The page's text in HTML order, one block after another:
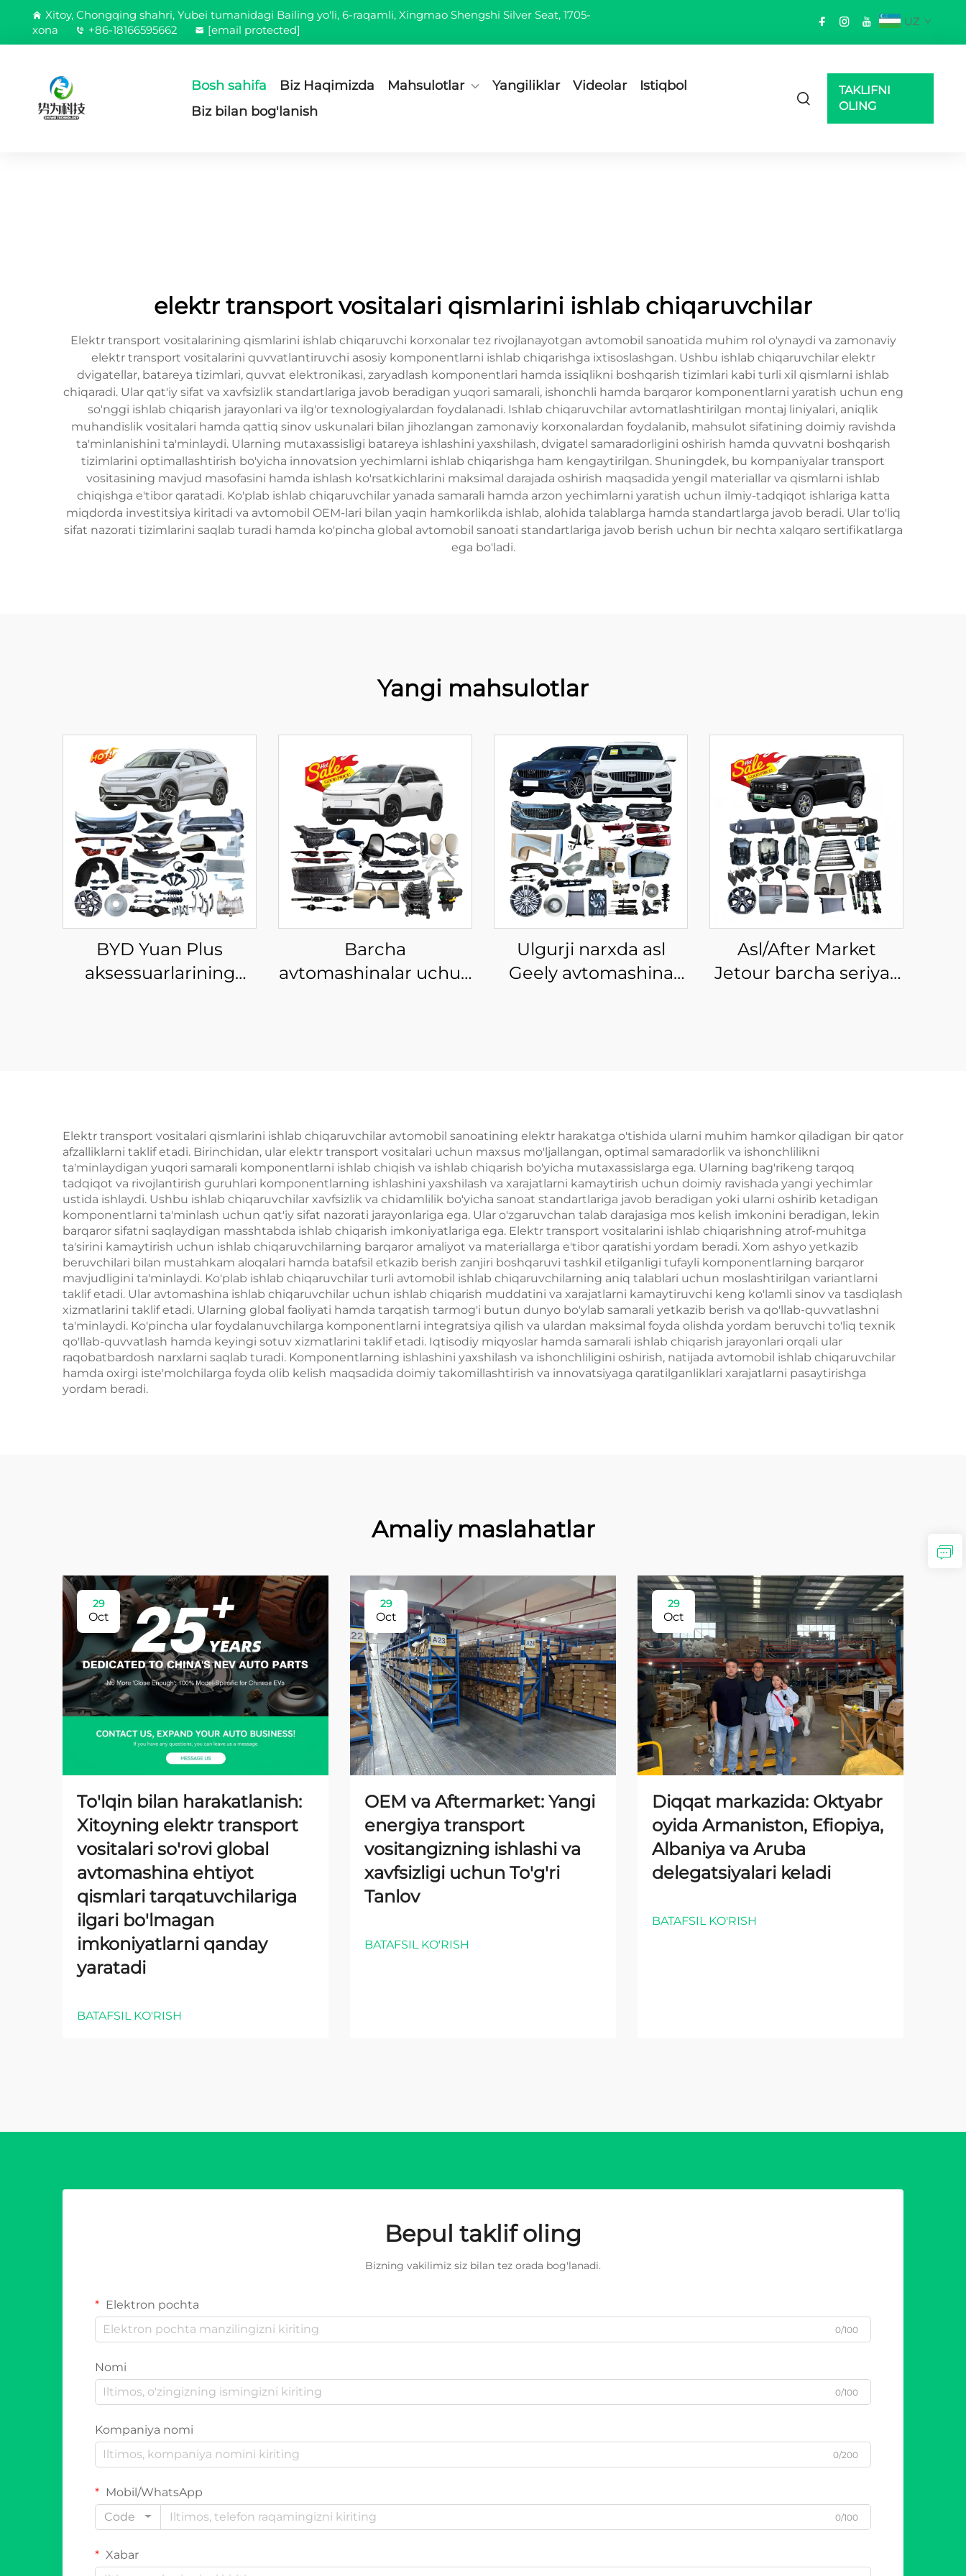
Xitoy, Chongqing shahri, Yubei tumanidagi Bailing yo'li, 6-raqamli, Xingmao Shengshi Silver Seat, 1705-
xona
+86-18166595662 [email protected]
UZ
Bosh sahifa Biz Haqimizda Mahsulotlar Yangiliklar Videolar
Istiqbol
Biz bilan bog'lanish
TAKLIFNI
OLING
elektr transport vositalari qismlarini ishlab chiqaruvchilar
Elektr transport vositalarining qismlarini ishlab chiqaruvchi korxonalar tez rivojlanayotgan avtomobil sanoatida muhim rol o'ynaydi va zamonaviy
elektr transport vositalarini quvvatlantiruvchi asosiy komponentlarni ishlab chiqarishga ixtisoslashgan. Ushbu ishlab chiqaruvchilar elektr
dvigatellar, batareya tizimlari, quvvat elektronikasi, zaryadlash komponentlari hamda issiqlikni boshqarish tizimlari kabi turli xil qismlarni ishlab
chiqaradi. Ular qat'iy sifat va xavfsizlik standartlariga javob beradigan yuqori samarali, ishonchli hamda barqaror komponentlarni yaratish uchun eng
so'nggi ishlab chiqarish jarayonlari va ilg'or texnologiyalardan foydalanadi. Ishlab chiqaruvchilar avtomatlashtirilgan montaj liniyalari, aniqlik
muhandislik vositalari hamda qattiq sinov uskunalari bilan jihozlangan zamonaviy korxonalardan foydalanib, mahsulot sifatining doimiy ravishda
ta'minlanishini ta'minlaydi. Ularning mutaxassisligi batareya ishlashini yaxshilash, dvigatel samaradorligini oshirish hamda quvvatni boshqarish
tizimlarini optimallashtirish bo'yicha innovatsion yechimlarni ishlab chiqarishga ham kengaytirilgan. Shuningdek, bu kompaniyalar transport
vositasining mavjud masofasini hamda ishlash ko'rsatkichlarini maksimal darajada oshirish maqsadida yengil materiallar va qismlarni ishlab
chiqishga e'tibor qaratadi. Ko'plab ishlab chiqaruvchilar yanada samarali hamda arzon yechimlarni yaratish uchun ilmiy-tadqiqot ishlariga katta
miqdorda investitsiya kiritadi va avtomobil OEM-lari bilan yaqin hamkorlikda ishlab, alohida talablarga hamda standartlarga javob beradi. Ular to'liq
sifat nazorati tizimlarini saqlab turadi hamda ko'pincha global avtomobil sanoati standartlariga javob berish uchun bir nechta xalqaro sertifikatlarga
ega bo'ladi.
Yangi mahsulotlar
BYD Yuan Plus
aksessuarlarining
Barcha
avtomashinalar uchun
chiroq, filtre, disklar
Ulgurji narxda asl
Geely avtomashina
2024 2025
Asl/After Market
Jetour barcha seriyali
Elektr transport vositalari qismlarini ishlab chiqaruvchilar avtomobil sanoatining elektr harakatga o'tishida ularni muhim hamkor qiladigan bir qator
afzalliklarni taklif etadi. Birinchidan, ular elektr transport vositalari uchun maxsus mo'ljallangan, optimal samaradorlik va ishonchlilikni
ta'minlaydigan yuqori samarali komponentlarni ishlab chiqish va ishlab chiqarish bo'yicha mutaxassislarga ega. Ularning bag'rikeng tarqoq
tadqiqot va rivojlantirish guruhlari komponentlarning ishlashini yaxshilash va xarajatlarni kamaytirish uchun doimiy ravishada yangi yechimlar
ustida ishlaydi. Ushbu ishlab chiqaruvchilar xavfsizlik va chidamlilik bo'yicha sanoat standartlariga javob beradigan yoki ularni oshirib ketadigan
komponentlarni ta'minlash uchun qat'iy sifat nazorati jarayonlariga ega. Ular o'zgaruvchan talab darajasiga mos kelish imkonini beradigan, lekin
barqaror sifatni saqlaydigan masshtabda ishlab chiqarish imkoniyatlariga ega. Elektr transport vositalarini ishlab chiqarishning atrof-muhitga
ta'sirini kamaytirish uchun ishlab chiqaruvchilarning barqaror amaliyot va materiallarga e'tibor qaratishi yordam beradi. Xom ashyo yetkazib
beruvchilari bilan mustahkam aloqalari hamda batafsil etkazib berish zanjiri boshqaruvi tashkil etilganligi tufayli komponentlarning barqaror
mavjudligini ta'minlaydi. Ko'plab ishlab chiqaruvchilar turli avtomobil ishlab chiqaruvchilarning aniq talablari uchun moslashtirilgan variantlarni
taklif etadi. Ular avtomashina ishlab chiqaruvchilar uchun ishlab chiqarish muddatini va xarajatlarni kamaytiruvchi keng ko'lamli sinov va tasdiqlash
xizmatlarini taklif etadi. Ularning global faoliyati hamda tarqatish tarmog'i butun dunyo bo'ylab samarali yetkazib berish va qo'llab-quvvatlashni
ta'minlaydi. Ko'pincha ular foydalanuvchilarga komponentlarni integratsiya qilish va ulardan maksimal foyda olishda yordam beruvchi to'liq texnik
qo'llab-quvvatlash hamda keyingi sotuv xizmatlarini taklif etadi. Iqtisodiy miqyoslar hamda samarali ishlab chiqarish jarayonlari orqali ular
raqobatbardosh narxlarni saqlab turadi. Komponentlarning ishlashini yaxshilash va ishonchliligini oshirish, natijada avtomobil ishlab chiqaruvchilar
hamda oxirgi iste'molchilarga foyda olib kelish maqsadida doimiy takomillashtirish va innovatsiyaga qaratilganliklari xarajatlarni pasaytirishga
yordam beradi.
Amaliy maslahatlar
29
Oct
To'lqin bilan harakatlanish:
Xitoyning elektr transport
vositalari so'rovi global
avtomashina ehtiyot
qismlari tarqatuvchilariga
ilgari bo'lmagan
imkoniyatlarni qanday
yaratadi
BATAFSIL KO'RISH
29
Oct
OEM va Aftermarket: Yangi
energiya transport
vositangizning ishlashi va
xavfsizligi uchun To'g'ri
Tanlov
BATAFSIL KO'RISH
29
Oct
Diqqat markazida: Oktyabr
oyida Armaniston, Efiopiya,
Albaniya va Aruba
delegatsiyalari keladi
BATAFSIL KO'RISH
Bepul taklif oling
Bizning vakilimiz siz bilan tez orada bog'lanadi.
Elektron pochta
0/100
Nomi
0/100
Kompaniya nomi
0/200
Mobil/WhatsApp
Code
0/100
Xabar